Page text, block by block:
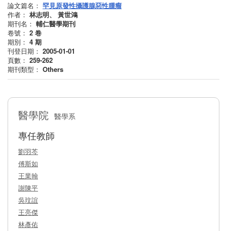
論文篇名： 罕見原發性攝護腺惡性腫瘤
作者： 林志明、 黃世鴻
期刊名： 輔仁醫學期刊
卷號： 2 卷
期別： 4 期
刊登日期： 2005-01-01
頁數： 259-262
期刊類型： Others
醫學院 醫學系
專任教師
劉羽芩
傅斯如
王業翰
謝陳平
吳玟誼
王亮傑
林彥佑